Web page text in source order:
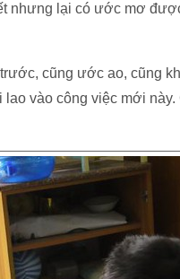
nhưng lại có ước mơ
cũng ước ao, cũng
vào công việc mới